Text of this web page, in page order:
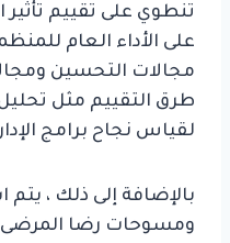
تنطوي على تقييم تأثير
على الأداء العام
مجالات التحسين
طرق التقييم مثل
لقياس نجاح برامج
بالإضافة إلى ذلك ،
ومسوحات رضا المرضى